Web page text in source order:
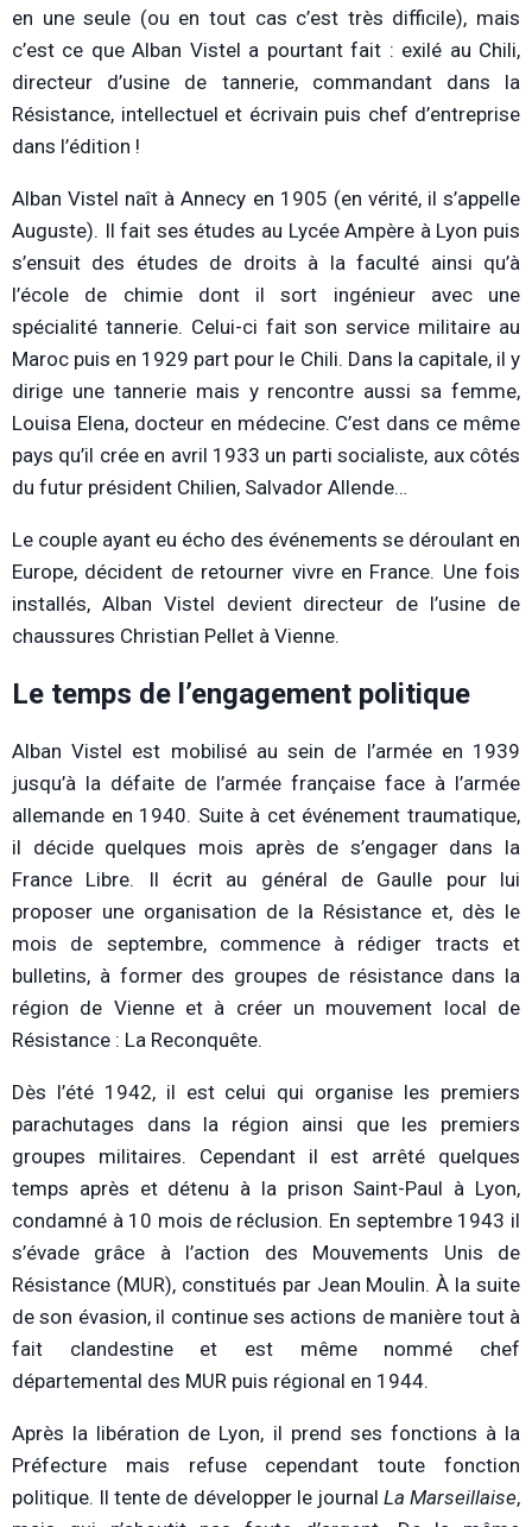
en une seule (ou en tout cas c’est très difficile), mais
c’est ce que Alban Vistel a pourtant fait : exilé au Chili,
directeur d’usine de tannerie, commandant dans la
Résistance, intellectuel et écrivain puis chef d’entreprise
dans l’édition !
Alban Vistel naît à Annecy en 1905 (en vérité, il s’appelle
Auguste). Il fait ses études au Lycée Ampère à Lyon puis
s’ensuit des études de droits à la faculté ainsi qu’à
l’école de chimie dont il sort ingénieur avec une
spécialité tannerie. Celui-ci fait son service militaire au
Maroc puis en 1929 part pour le Chili. Dans la capitale, il y
dirige une tannerie mais y rencontre aussi sa femme,
Louisa Elena, docteur en médecine. C’est dans ce même
pays qu’il crée en avril 1933 un parti socialiste, aux côtés
du futur président Chilien, Salvador Allende…
Le couple ayant eu écho des événements se déroulant en
Europe, décident de retourner vivre en France. Une fois
installés, Alban Vistel devient directeur de l’usine de
chaussures Christian Pellet à Vienne.
Le temps de l’engagement politique
Alban Vistel est mobilisé au sein de l’armée en 1939
jusqu’à la défaite de l’armée française face à l’armée
allemande en 1940. Suite à cet événement traumatique,
il décide quelques mois après de s’engager dans la
France Libre. Il écrit au général de Gaulle pour lui
proposer une organisation de la Résistance et, dès le
mois de septembre, commence à rédiger tracts et
bulletins, à former des groupes de résistance dans la
région de Vienne et à créer un mouvement local de
Résistance : La Reconquête.
Dès l’été 1942, il est celui qui organise les premiers
parachutages dans la région ainsi que les premiers
groupes militaires. Cependant il est arrêté quelques
temps après et détenu à la prison Saint-Paul à Lyon,
condamné à 10 mois de réclusion. En septembre 1943 il
s’évade grâce à l’action des Mouvements Unis de
Résistance (MUR), constitués par Jean Moulin. À la suite
de son évasion, il continue ses actions de manière tout à
fait clandestine et est même nommé chef
départemental des MUR puis régional en 1944.
Après la libération de Lyon, il prend ses fonctions à la
Préfecture mais refuse cependant toute fonction
politique. Il tente de développer le journal La Marseillaise,